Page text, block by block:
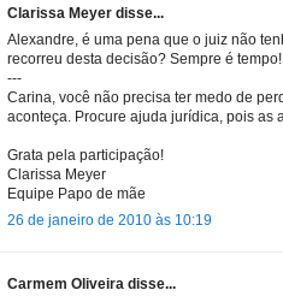
Clarissa Meyer disse...
Alexandre, é uma pena que o juiz não
recorreu desta decisão? Sempre é tempo!
---
Carina, você não precisa ter medo de
aconteça. Procure ajuda jurídica, pois as
Grata pela participação!
Clarissa Meyer
Equipe Papo de mãe
26 de janeiro de 2010 às 10:19
Carmem Oliveira disse...